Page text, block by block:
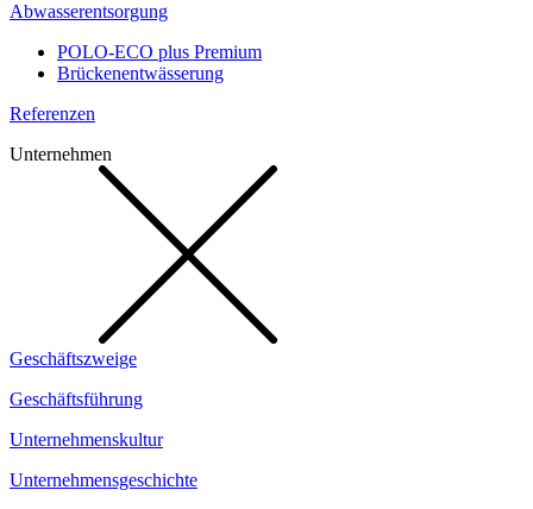
Abwasserentsorgung
POLO-ECO plus Premium
Brückenentwässerung
Referenzen
Unternehmen
Geschäftszweige
Geschäftsführung
Unternehmenskultur
Unternehmensgeschichte